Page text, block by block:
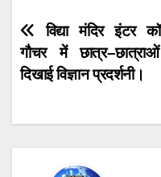
Post
navigation
विद्या मंदिर इंटर
गौचर में
दिखाई विज्ञान प्रदर्शनी।